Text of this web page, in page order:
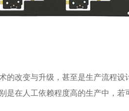
的改变与升级，甚至是生产流程
是在人工依赖程度高的生产中，